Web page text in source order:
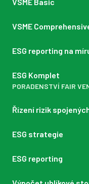
VSME
ESG reporting na
ESG Komplet
PORADENSTVÍ FAIR
Řízení rizik
ESG strategie
ESG reporting